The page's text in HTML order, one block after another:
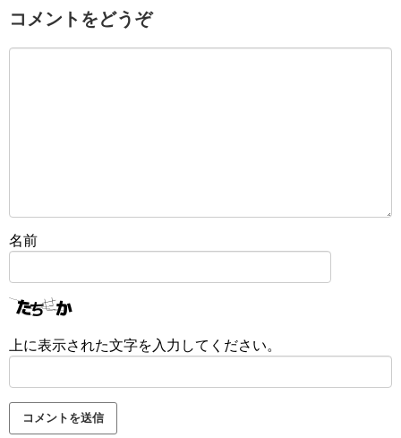
コメントをどうぞ
名前
上に表示された文字を入力してください。